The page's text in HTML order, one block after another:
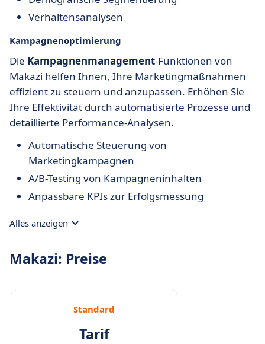
Verhaltensanalysen
Kampagnenoptimierung
Die Kampagnenmanagement-Funktionen von
Makazi helfen Ihnen, Ihre Marketingmaßnahmen
effizient zu steuern und anzupassen. Erhöhen Sie
Ihre Effektivität durch automatisierte Prozesse und
detaillierte Performance-Analysen.
Automatische Steuerung von
Marketingkampagnen
A/B-Testing von Kampagneninhalten
Anpassbare KPIs zur Erfolgsmessung
Alles anzeigen
Makazi: Preise
Standard
Tarif